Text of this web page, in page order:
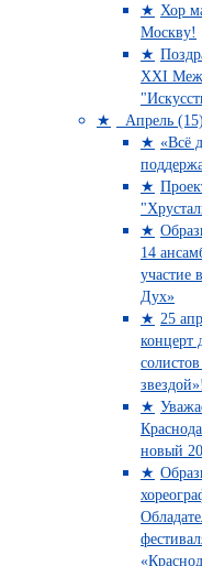
Хор
Москву!
XXI
Апрель (15)
«Всё
14
участие
Дух»
25
концерт
звездой»!
новый